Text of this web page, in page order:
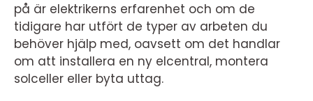
på är elektrikerns erfarenhet och om de
tidigare har utfört de typer av arbeten du
behöver hjälp med, oavsett om det handlar
om att installera en ny elcentral, montera
solceller eller byta uttag.